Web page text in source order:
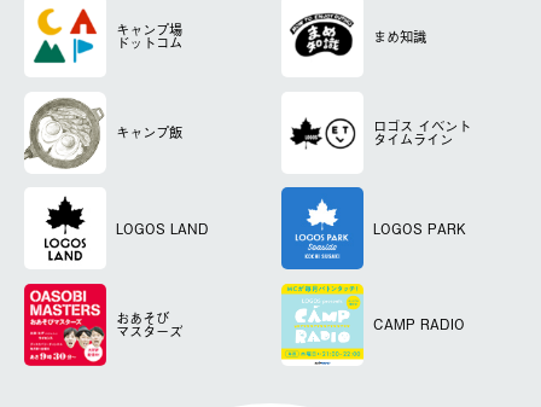
キャンプ場
ドットコム まめ知識
キャンプ飯 ロゴス イベント
タイムライン
LOGOS LAND LOGOS PARK
おあそび
マスターズ CAMP RADIO